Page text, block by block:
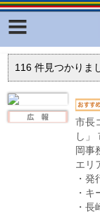
116件見つかりま
市長
し」
岡事
エリ
・
・キ
・長
Facebook
ふくいろキラリ
ラリー（TOKYO
復興応援企画
はじめてご利
広報誌ナビ